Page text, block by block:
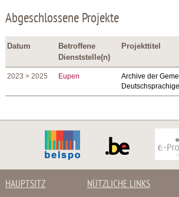
Abgeschlossene Projekte
Datum
Betroffene
Dienststelle(n)
Projekttitel
2023 > 2025 Eupen
Archive der
HAUPTSITZ NÜTZLICHE LINKS